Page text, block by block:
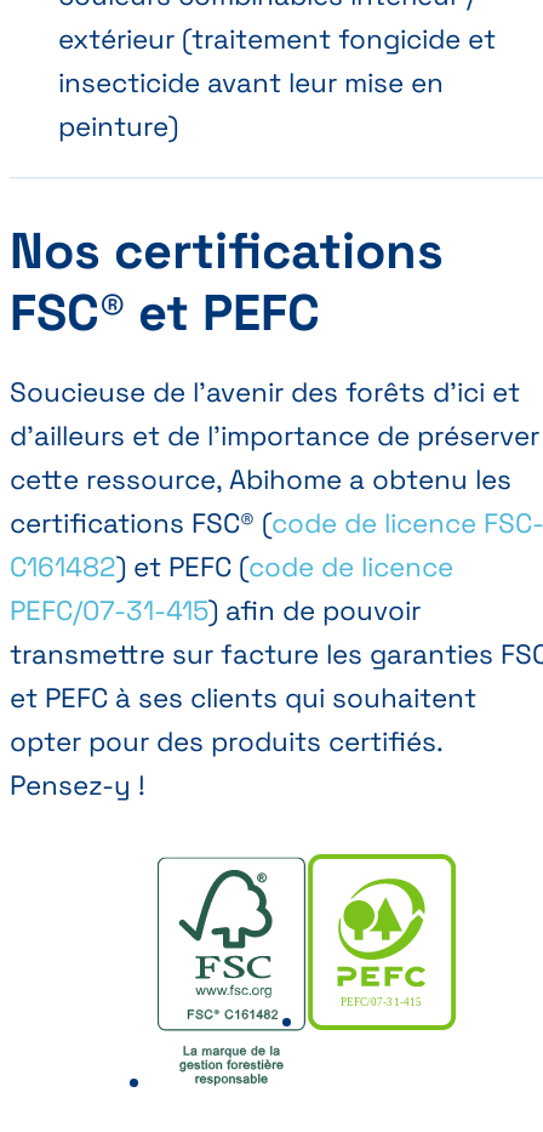
extérieur (traitement fongicide et
insecticide avant leur mise en
peinture)
PEFC/07-31-415
Nos certifications
FSC® et PEFC
Soucieuse de l’avenir des forêts d’ici et
d’ailleurs et de l’importance de préserver
cette ressource, Abihome a obtenu les
certifications FSC® (code de licence FSC-
C161482) et PEFC (code de licence
PEFC/07-31-415) afin de pouvoir
transmettre sur facture les garanties
et PEFC à ses clients qui souhaitent
opter pour des produits certifiés.
Pensez-y !